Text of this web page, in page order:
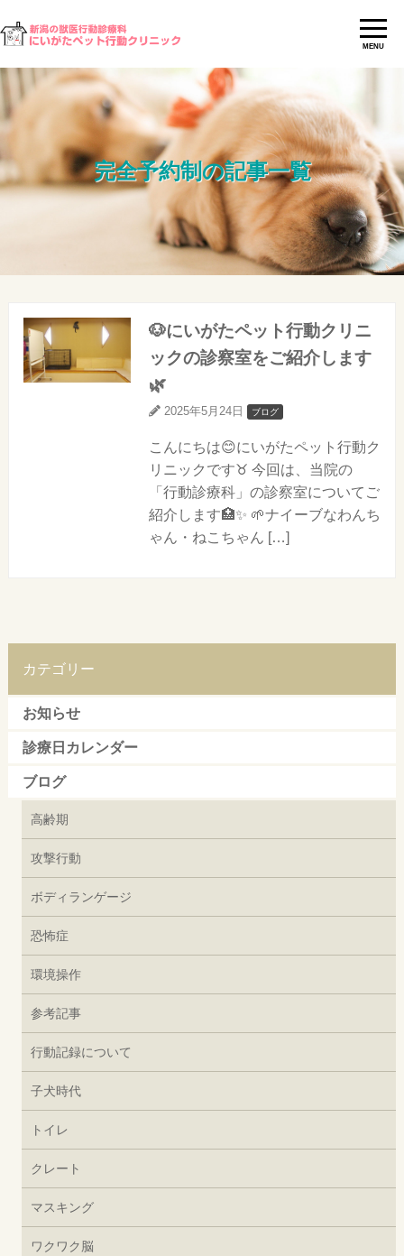
MENU
完全予約制の記事一覧
🐶にいがたペット行動クリニ
ックの診察室をご紹介します
🌿
2025年5月24日 ブログ
こんにちは😊にいがたペット行動ク
リニックです♉ 今回は、当院の
「行動診療科」の診察室についてご
紹介します🏥✨ 🌱ナイーブなわんち
ゃん・ねこちゃん […]
カテゴリー
お知らせ
診療日カレンダー
ブログ
高齢期
攻撃行動
ボディランゲージ
恐怖症
環境操作
参考記事
行動記録について
子犬時代
トイレ
クレート
マスキング
ワクワク脳